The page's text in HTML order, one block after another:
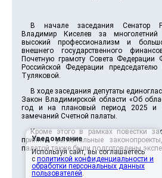
В начале заседания Сенатор
Владимир Киселев за многолетний
высокий профессионализм и
внешнего государственного
Почетную грамоту Совета Федерации
Российской Федерации
Туляковой.
В ходе заседания депутаты
Закон Владимирской области «Об
год и на плановый период 2025 и
замечаний Счетной палаты.
Кроме этого в рамках повестки
приняты региональные
палатой также были подготовлены
Уведомление
Используя сайт, вы соглашаетесь
с политикой конфиденциальности и
обработки персональных данных
пользователей.